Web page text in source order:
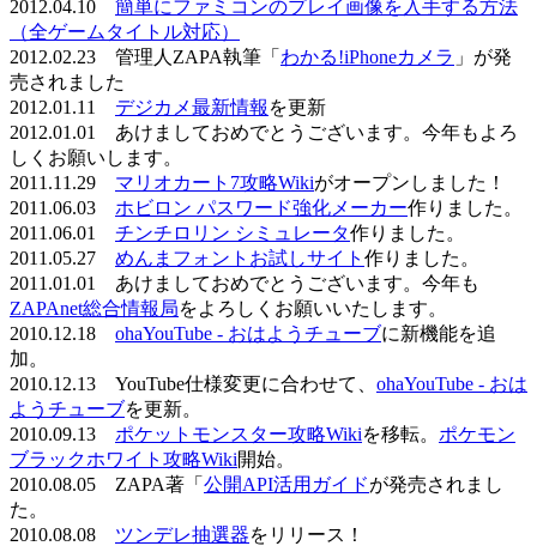
2012.04.10 簡単にファミコンのプレイ画像を入手する方法
（全ゲームタイトル対応）
2012.02.23 管理人ZAPA執筆「 わかる!iPhoneカメラ 」が発
売されました
2012.01.11 デジカメ最新情報 を更新
2012.01.01 あけましておめでとうございます。今年もよろ
しくお願いします。
2011.11.29 マリオカート7攻略Wikiがオープンしました！
2011.06.03 ホビロン パスワード強化メーカー作りました。
2011.06.01 チンチロリン シミュレータ作りました。
2011.05.27 めんまフォントお試しサイト 作りました。
2011.01.01 あけましておめでとうございます。今年も
ZAPAnet総合情報局をよろしくお願いいたします。
2010.12.18 ohaYouTube - おはようチューブに新機能を追
加。
2010.12.13 YouTube仕様変更に合わせて、 ohaYouTube - おは
ようチューブを更新。
2010.09.13 ポケットモンスター攻略Wikiを移転。 ポケモン
ブラックホワイト攻略Wiki開始。
2010.08.05 ZAPA著「 公開API活用ガイドが発売されまし
た。
2010.08.08 ツンデレ抽選器をリリース！